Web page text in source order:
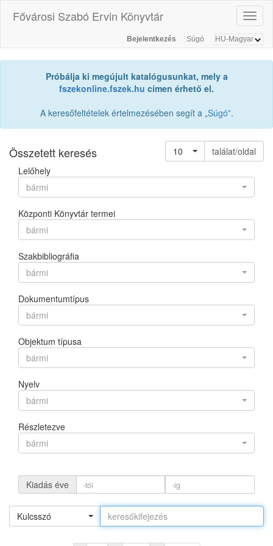
Fővárosi Szabó Ervin Könyvtár
Bejelentkezés Súgó
Próbálja ki megújult katalógusunkat, mely a
fszekonline.fszek.hu címen érhető el.
A keresőfeltételek értelmezésében segít a „Súgó”.
Összetett keresés 10
találat/oldal
Lelőhely
bármi
Központi Könyvtár termei
bármi
Szakbibliográfia
bármi
Dokumentumtípus
bármi
Objektum típusa
bármi
Nyelv
bármi
Részletezve
bármi
Kiadás éve
Kulcsszó